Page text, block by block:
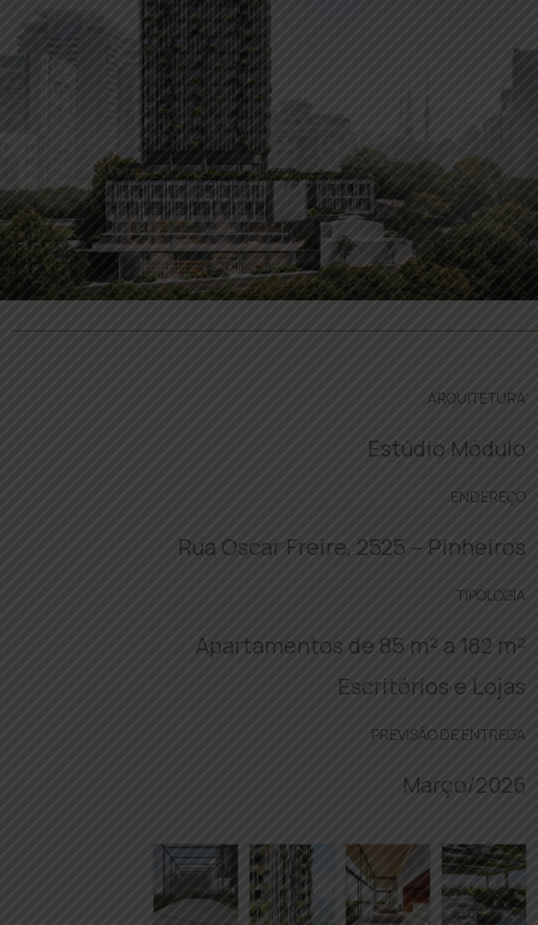
ARQUITETURA
Estúdio Módulo
ENDEREÇO
Rua Oscar Freire, 2525 – Pinheiros
TIPOLOGIA
Apartamentos de 85 m² a 182 m²
Escritórios e Lojas
PREVISÃO DE ENTREGA
Março/2026